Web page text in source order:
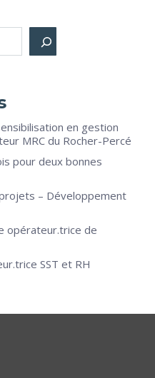
en gestion
MRC du Rocher-Percé
pour deux bonnes
– Développement
opérateur.trice de
SST et RH